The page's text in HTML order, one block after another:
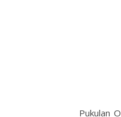
Pukulan